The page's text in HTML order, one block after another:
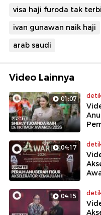
visa haji furoda tak
ivan gunawan naik haji
arab saudi
Video Lainnya
01:07
04:17
04:15